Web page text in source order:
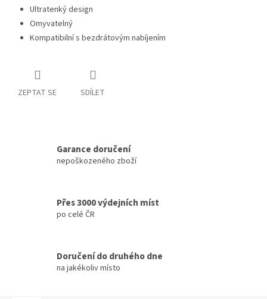
Ultratenký design
Omyvatelný
Kompatibilní s bezdrátovým nabíjením
ZEPTAT SE SDÍLET
Garance doručení
nepoškozeného zboží
Přes 3000 výdejních míst
po celé ČR
Doručení do druhého dne
na jakékoliv místo